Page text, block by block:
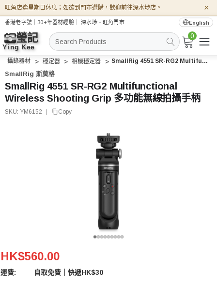
旺角店逢星期日休息；如欲到門市選購，歡迎前往深水埗店。 ×
香港老字號｜30+年器材經驗｜深水埗・旺角門市 English
搜
索
0
攝錄器材 穩定器 相機穩定器 SmallRig 4551 SR-RG2 Multifunctional Wireless Shooting Grip 多功能無線拍攝手柄
SmallRig 斯莫格
SmallRig 4551 SR-RG2 Multifunctional
Wireless Shooting Grip 多功能無線拍攝手柄
SKU: YM6152 Copy
SmallRig 4551 SR-RG2 Multifunctional Wireless
HK$560.00
運費: 自取免費｜快遞HK$30